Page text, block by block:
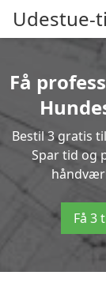
Udestue-
Få
Bestil 3 gratis
Spar tid og
Få 3